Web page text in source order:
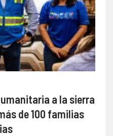
a la sierra
de 100 familias